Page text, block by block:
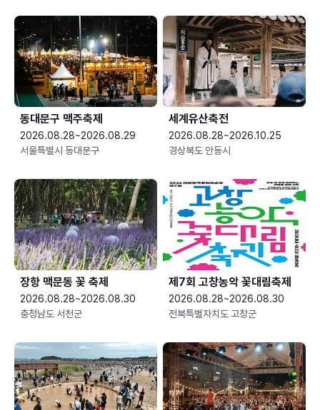
동대문구 맥주축제
2026.08.28~2026.08.29
서울특별시 동대문구
세계유산축전
2026.08.28~2026.10.25
경상북도 안동시
장항 맥문동 꽃 축제
2026.08.28~2026.08.30
충청남도 서천군
제7회 고창농악 꽃대림축제
2026.08.28~2026.08.30
전북특별자치도 고창군